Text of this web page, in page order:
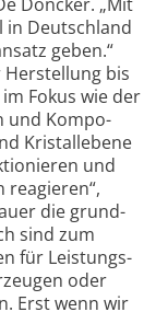
in Deutsch­land
geben.“
bis
Fokus wie der
und Kompo­
Kristall­ebene
und
die grund­
sind zum
für Leistungs­
oder
Erst wenn wir